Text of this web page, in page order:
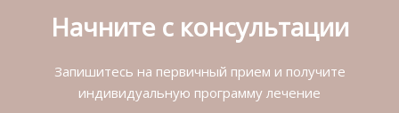
Начните с консультации
Запишитесь на первичный прием и получите
индивидуальную программу лечение